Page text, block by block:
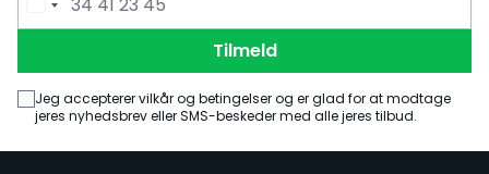
E-mailadresse
Telefonnummer
Tilmeld
Jeg accepterer vilkår og betingelser og er glad for at modtage
jeres nyhedsbrev eller SMS-beskeder med alle jeres tilbud.